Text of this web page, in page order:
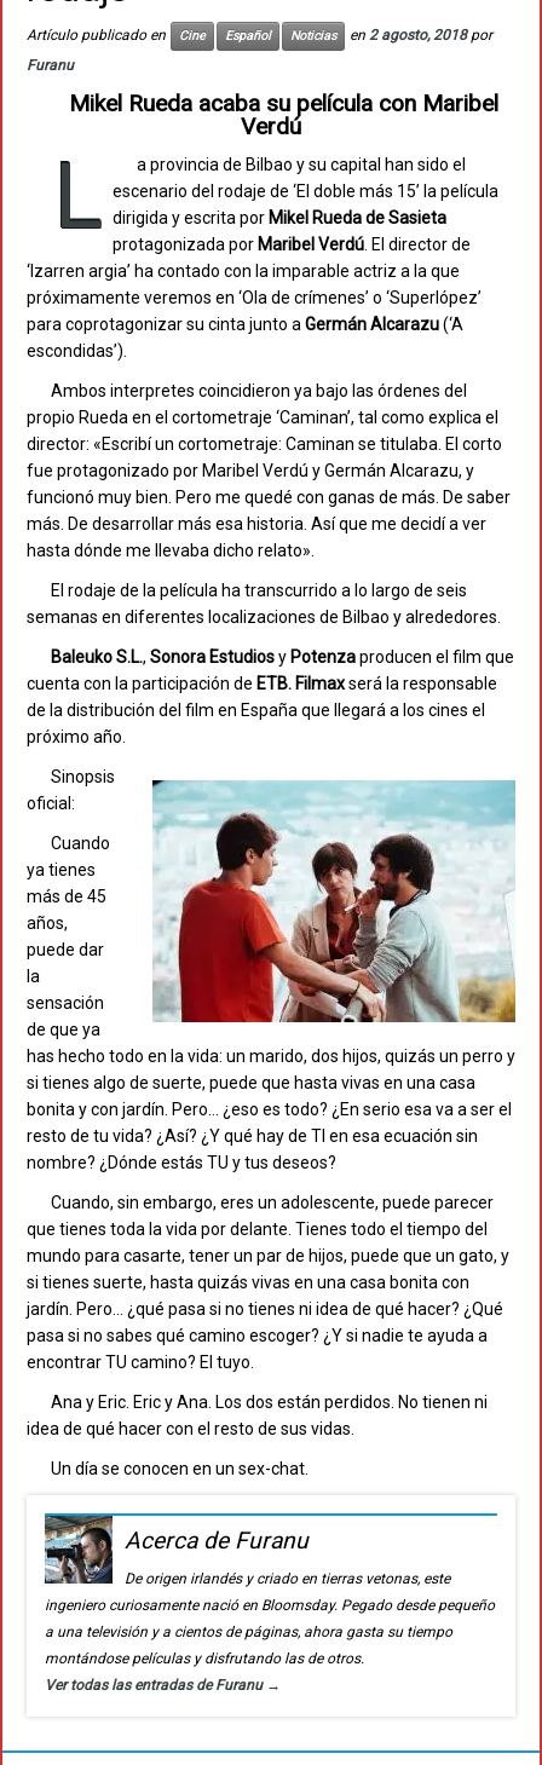
Artículo publicado en Cine Español Noticias en 2 agosto, 2018 por
Furanu
Mikel Rueda acaba su película con Maribel
Verdú
L
a provincia de Bilbao y su capital han sido el
escenario del rodaje de ‘El doble más 15’ la película
dirigida y escrita por Mikel Rueda de Sasieta
protagonizada por Maribel Verdú. El director de
‘Izarren argia’ ha contado con la imparable actriz a la que
próximamente veremos en ‘Ola de crímenes’ o ‘Superlópez’
para coprotagonizar su cinta junto aGermán Alcarazu(‘A
escondidas’).
Ambos interpretes coincidieron ya bajo las órdenes del
propio Rueda en el cortometraje ‘Caminan’, tal como explica el
director: «Escribí un cortometraje: Caminan se titulaba. El corto
fue protagonizado por Maribel Verdú y Germán Alcarazu, y
funcionó muy bien. Pero me quedé con ganas de más. De saber
más. De desarrollar más esa historia. Así que me decidí a ver
hasta dónde me llevaba dicho relato».
El rodaje de la película ha transcurrido a lo largo de seis
semanas en diferentes localizaciones de Bilbao y alrededores.
Baleuko S.L., Sonora Estudiosy Potenzaproducen el film que
cuenta con la participación de ETB. Filmaxserá la responsable
de la distribución del film en España que llegará a los cines el
próximo año.
Sinopsis
oficial:
Cuando
ya tienes
más de 45
años,
puede dar
la
sensación
de que ya
has hecho todo en la vida: un marido, dos hijos, quizás un perro y
si tienes algo de suerte, puede que hasta vivas en una casa
bonita y con jardín. Pero… ¿eso es todo? ¿En serio esa va a ser el
resto de tu vida? ¿Así? ¿Y qué hay de TI en esa ecuación sin
nombre? ¿Dónde estás TU y tus deseos?
Cuando, sin embargo, eres un adolescente, puede parecer
que tienes toda la vida por delante. Tienes todo el tiempo del
mundo para casarte, tener un par de hijos, puede que un gato, y
si tienes suerte, hasta quizás vivas en una casa bonita con
jardín. Pero… ¿qué pasa si no tienes ni idea de qué hacer? ¿Qué
pasa si no sabes qué camino escoger? ¿Y si nadie te ayuda a
encontrar TU camino? El tuyo.
Ana y Eric. Eric y Ana. Los dos están perdidos. No tienen ni
idea de qué hacer con el resto de sus vidas.
Un día se conocen en un sex-chat.
Acerca de Furanu
De origen irlandés y criado en tierras vetonas, este
ingeniero curiosamente nació en Bloomsday. Pegado desde pequeño
a una televisión y a cientos de páginas, ahora gasta su tiempo
montándose películas y disfrutando las de otros.
Ver todas las entradas de Furanu →